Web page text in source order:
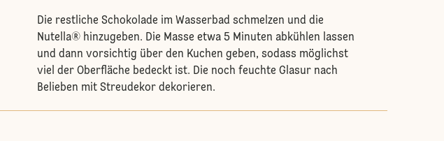
Die restliche Schokolade im Wasserbad schmelzen und die
Nutella® hinzugeben. Die Masse etwa 5 Minuten abkühlen lassen
und dann vorsichtig über den Kuchen geben, sodass möglichst
viel der Oberfläche bedeckt ist. Die noch feuchte Glasur nach
Belieben mit Streudekor dekorieren.